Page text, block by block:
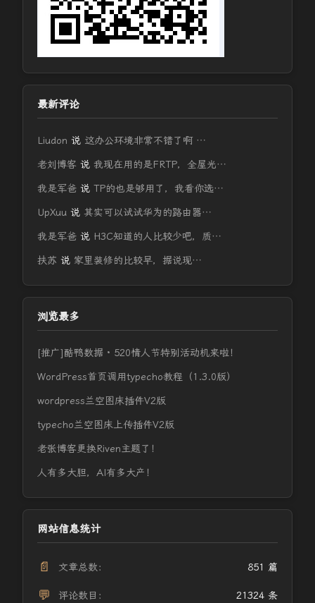
最新评论
Liudon 说 这办公环境非常不错了啊 …
老刘博客 说 我现在用的是FRTP，全屋光…
我是军爸 说 TP的也是够用了，我看你选…
UpXuu 说 其实可以试试华为的路由器…
我是军爸 说 H3C知道的人比较少吧，质…
扶苏 说 家里装修的比较早，据说现…
浏览最多
[推广]酷鸭数据 · 520情人节特别活动机来啦！
WordPress首页调用typecho教程（1.3.0版）
wordpress兰空图床插件V2版
typecho兰空图床上传插件V2版
老张博客更换Riven主题了！
人有多大胆，AI有多大产！
网站信息统计
📄 文章总数： 851 篇
💬 评论数目： 21324 条